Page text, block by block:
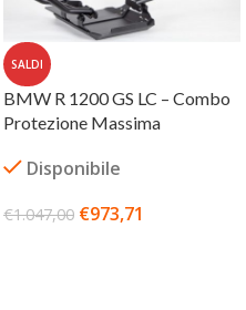
SALDI
BMW R 1200 GS LC – Combo
Protezione Massima
Disponibile
€1.047,00 €973,71